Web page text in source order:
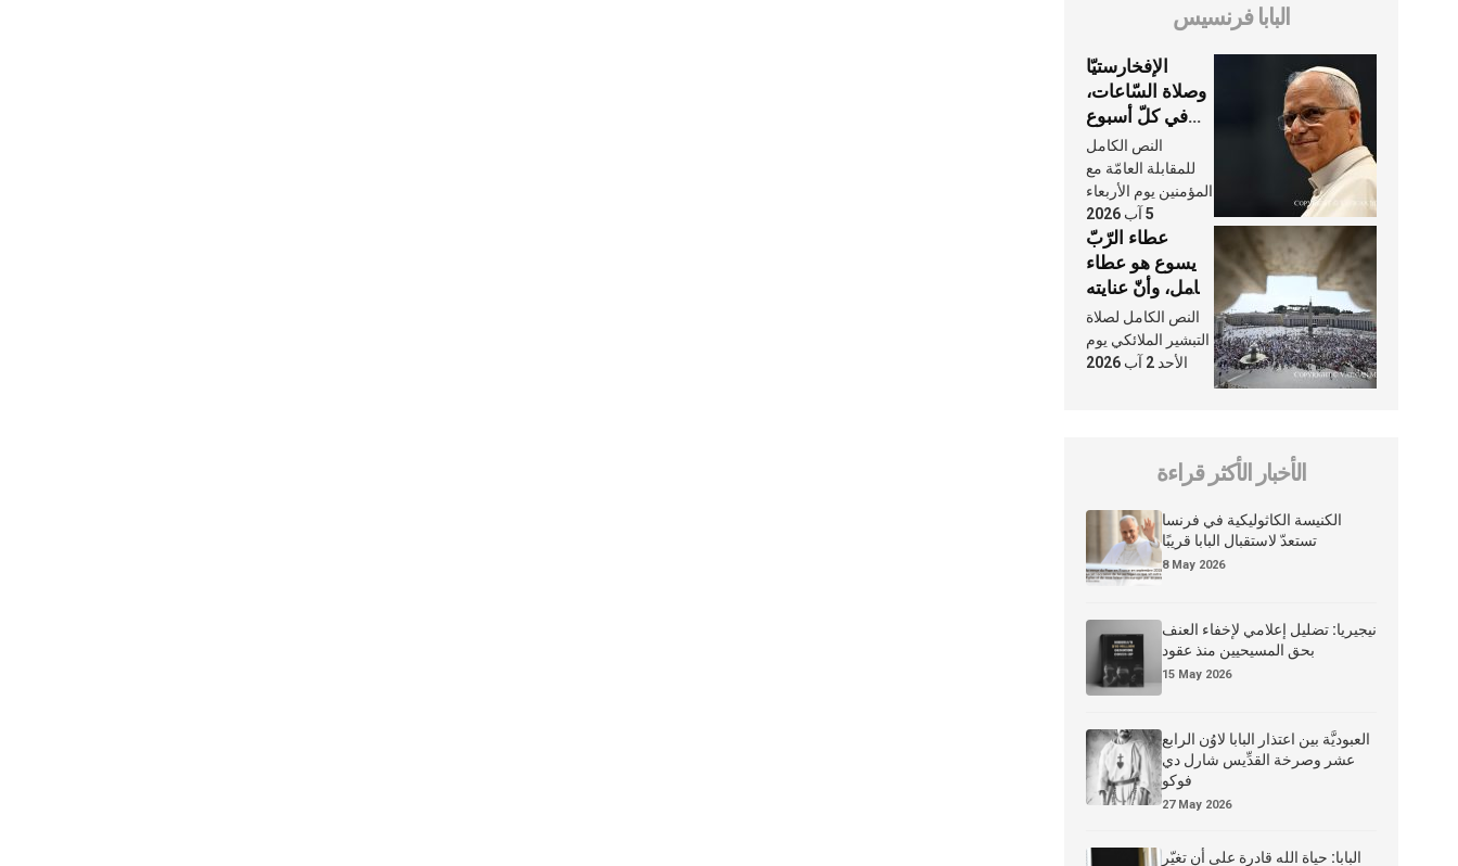
البابا فرنسيس
الإفخارستيّا
وصلاة السّاعات،
في كلّ أسبوع
وكلّ يوم، هما
النَّفَس في حياة
الكنيسة
النص الكامل
للمقابلة العامّة مع
المؤمنين يوم الأربعاء
5 آب 2026
عطاء الرّبّ
يسوع هو عطاء
شامل، وأنّ عنايته
بنا لا تغيب عنّا
أبدًا
النص الكامل لصلاة
التبشير الملائكي يوم
الأحد 2 آب 2026
الأخبار الأكثر قراءة
الكنيسة الكاثوليكية في فرنسا
تستعدّ لاستقبال البابا قريبًا
8 May 2026
نيجيريا: تضليل إعلامي لإخفاء العنف
بحق المسيحيين منذ عقود
15 May 2026
العبوديَّة بين اعتذار البابا لاوُن الرابع
عشر وصرخة القدِّيس شارل دي
فوكو
27 May 2026
البابا: حياة الله قادرة على أن تغيّر